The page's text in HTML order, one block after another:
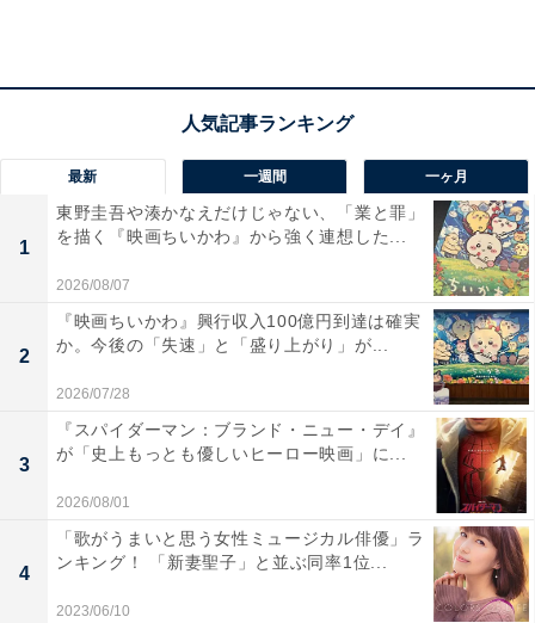
どのコメントが寄せられました。
また、「コナンと言えば倉木麻衣というイメージ（50歳
女性）」「子供の頃に見てた時に1番記憶に残ってた気
がしたから。とても好きです！ （27歳女性）」「コナン
といえばという感じがする。一番全盛期で思い出に残っ
ている歌です（38歳女性）」など、『名探偵コナン』の
テーマ曲を24曲も担当した倉木麻衣さんの楽曲そのもの
に、コナンを連想してしまう人も多いようです。
最新 一週間 一ヶ月
1
東野圭吾や湊かなえだけじゃない、「業と罪」
を描く『映画ちいかわ』から強く連想した...
2026/08/07
2
『映画ちいかわ』興行収入100億円到達は確実
か。今後の「失速」と「盛り上がり」が...
2026/07/28
3
『スパイダーマン：ブランド・ニュー・デイ』
が「史上もっとも優しいヒーロー映画」に...
2026/08/01
4
「歌がうまいと思う女性ミュージカル俳優」ラ
ンキング！ 「新妻聖子」と並ぶ同率1位...
2023/06/10